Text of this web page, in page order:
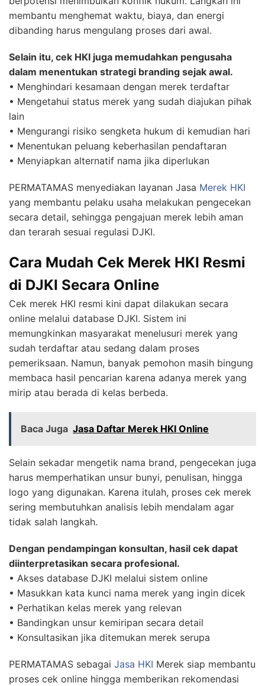
membantu menghemat waktu, biaya, dan energi
dibanding harus mengulang proses dari awal.
Selain itu, cek HKI juga memudahkan pengusaha
dalam menentukan strategi branding sejak awal.
• Menghindari kesamaan dengan merek terdaftar
• Mengetahui status merek yang sudah diajukan pihak
lain
• Mengurangi risiko sengketa hukum di kemudian hari
• Menentukan peluang keberhasilan pendaftaran
• Menyiapkan alternatif nama jika diperlukan
PERMATAMAS menyediakan layanan Jasa Merek HKI
yang membantu pelaku usaha melakukan pengecekan
secara detail, sehingga pengajuan merek lebih aman
dan terarah sesuai regulasi DJKI.
Cara Mudah Cek Merek HKI Resmi
di DJKI Secara Online
Cek merek HKI resmi kini dapat dilakukan secara
online melalui database DJKI. Sistem ini
memungkinkan masyarakat menelusuri merek yang
sudah terdaftar atau sedang dalam proses
pemeriksaan. Namun, banyak pemohon masih bingung
membaca hasil pencarian karena adanya merek yang
mirip atau berada di kelas berbeda.
Baca Juga Jasa Daftar Merek HKI Online
Selain sekadar mengetik nama brand, pengecekan juga
harus memperhatikan unsur bunyi, penulisan, hingga
logo yang digunakan. Karena itulah, proses cek merek
sering membutuhkan analisis lebih mendalam agar
tidak salah langkah.
Dengan pendampingan konsultan, hasil cek dapat
diinterpretasikan secara profesional.
• Akses database DJKI melalui sistem online
• Masukkan kata kunci nama merek yang ingin dicek
• Perhatikan kelas merek yang relevan
• Bandingkan unsur kemiripan secara detail
• Konsultasikan jika ditemukan merek serupa
PERMATAMAS sebagai Jasa HKI Merek siap membantu
proses cek online hingga memberikan rekomendasi